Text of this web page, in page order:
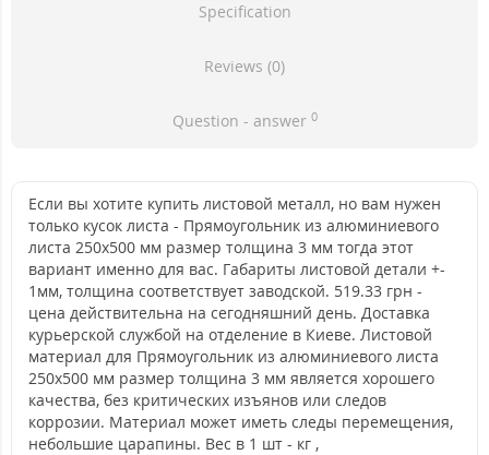
Specification
Reviews (0)
Question - answer 0
Если вы хотите купить листовой металл, но вам нужен
только кусок листа - Прямоугольник из алюминиевого
листа 250х500 мм размер толщина 3 мм тогда этот
вариант именно для вас. Габариты листовой детали +-
1мм, толщина соответствует заводской. 519.33 грн -
цена действительна на сегодняшний день. Доставка
курьерской службой на отделение в Киеве. Листовой
материал для Прямоугольник из алюминиевого листа
250х500 мм размер толщина 3 мм является хорошего
качества, без критических изъянов или следов
коррозии. Материал может иметь следы перемещения,
небольшие царапины. Вес в 1 шт - кг ,